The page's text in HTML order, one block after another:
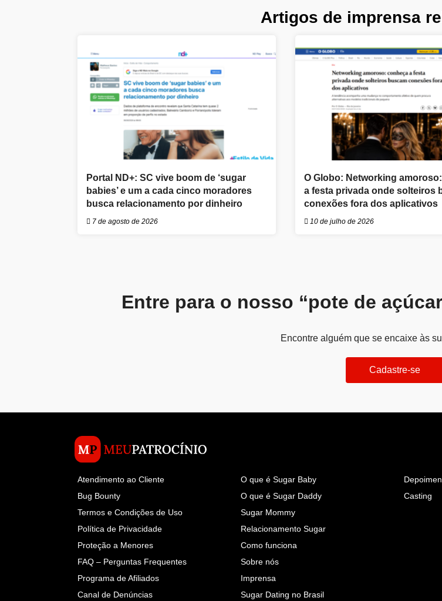
Artigos de imprensa
Portal ND+: SC vive boom de ‘sugar
babies’ e um a cada cinco moradores
busca relacionamento por dinheiro
7 de agosto de 2026
O Globo: Networking
a festa privada onde solteiros
conexões fora dos aplicativos
10 de julho de 2026
Entre para o nosso “pote de
Encontre alguém que se encaixe às
Cadastre-se
Atendimento ao Cliente
Bug Bounty
Termos e Condições de Uso
Política de Privacidade
Proteção a Menores
FAQ – Perguntas Frequentes
Programa de Afiliados
Canal de Denúncias
O que é Sugar Baby
O que é Sugar Daddy
Sugar Mommy
Relacionamento Sugar
Como funciona
Sobre nós
Imprensa
Sugar Dating no Brasil
Casting